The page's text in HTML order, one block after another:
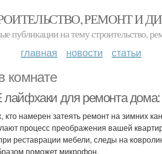
РЕМОНТ И
публикации на тему строительство,
главная новости статьи
комнате
для ремонта дома:
кто намерен затеять ремонт на зимних
процесс преображения вашей
реставрации мебели, следы на
поможет микрофон.